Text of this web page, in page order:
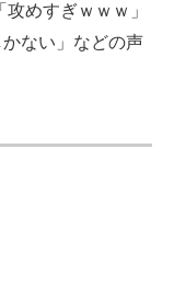
めすぎｗｗｗ」
ない」などの声